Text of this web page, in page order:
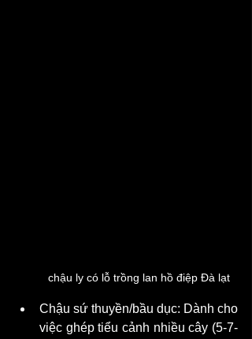
chậu ly có lỗ trồng lan hồ điệp Đà lạt
Chậu sứ thuyền/bầu dục: Dành cho
việc ghép tiểu cảnh nhiều cây (5-7-